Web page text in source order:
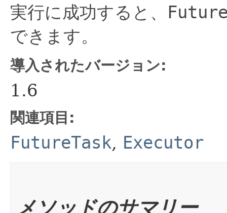
実行に成功すると、
できます。
導入されたバージョン:
1.6
関連項目:
FutureTask, Executor
メソッドのサマリー